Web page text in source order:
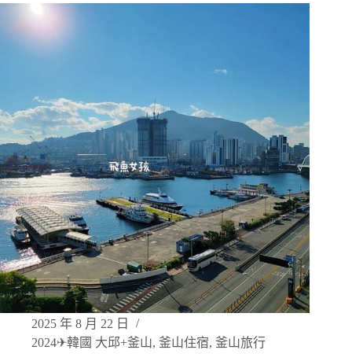
2025 年 8 月 22 日
2024✈韓國 大邱+釜山, 釜山住宿, 釜山旅行